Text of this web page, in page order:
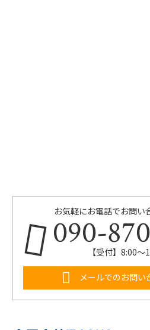
お気軽にお電話でお問い
090-【受付】8:00
メールでのお問い